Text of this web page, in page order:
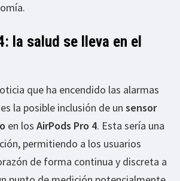
la salud se lleva en el
que ha encendido las alarmas
la posible inclusión de un sensor
en los AirPods Pro 4. Esta sería una
permitiendo a los usuarios
de forma continua y discreta a